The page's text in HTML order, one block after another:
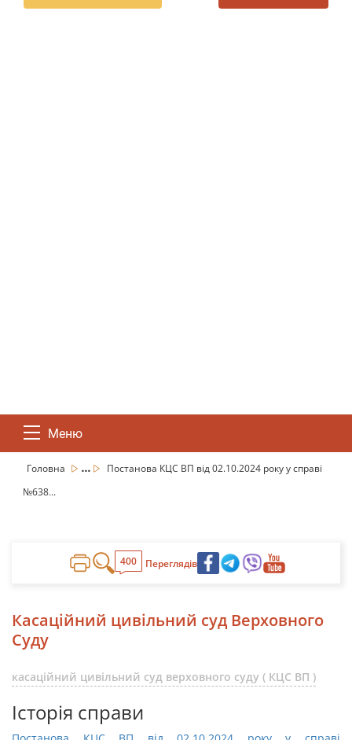
Меню
Головна ...
Постанова КЦС ВП від 02.10.2024 року у справі
№638...
400 Переглядів
Касаційний цивільний суд Верховного
Суду
касаційний цивільний суд верховного суду ( КЦС ВП )
Історія справи